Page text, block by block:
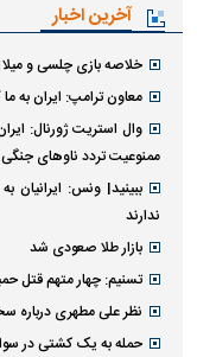
آخرین اخبار
خلاصه بازی چلسی و
معاون ترامپ: ایران به
وال استریت ژورنال:
ممنوعیت تردد ناو‌های
ببینید| ونس: ایرانیان
ندارند
بازار طلا صعودی شد
تسنیم: چهار متهم قتل
نظر علی مطهری درباره
حمله به یک کشتی در